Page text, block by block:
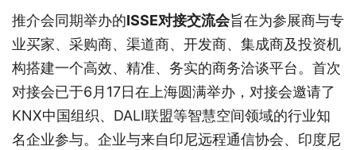
推介会同期举办的ISSE对接交流会旨在为参展商与专
业买家、采购商、渠道商、开发商、集成商及投资机
构搭建一个高效、精准、务实的商务洽谈平台。首次
对接会已于6月17日在上海圆满举办，对接会邀请了
KNX中国组织、DALI联盟等智慧空间领域的行业知
名企业参与。企业与来自印尼远程通信协会、印度尼